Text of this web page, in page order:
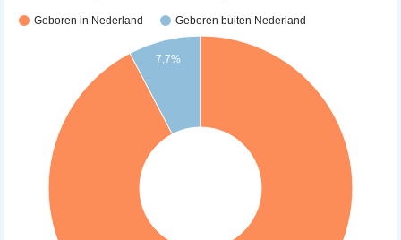
Geboren in Nederland Geboren buiten Nederland
7,7%